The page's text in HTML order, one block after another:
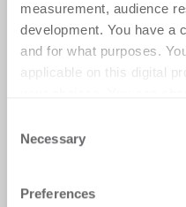
measurement, audience
development. You have a
and for what purposes.
applicable on this digital
the Privacy trigger icon.
Find out more about how
and set your preferences
Selection
Necessary
Preferences
Erweiterung des
Eigentümer, Family
institutionelle
Gruppe als